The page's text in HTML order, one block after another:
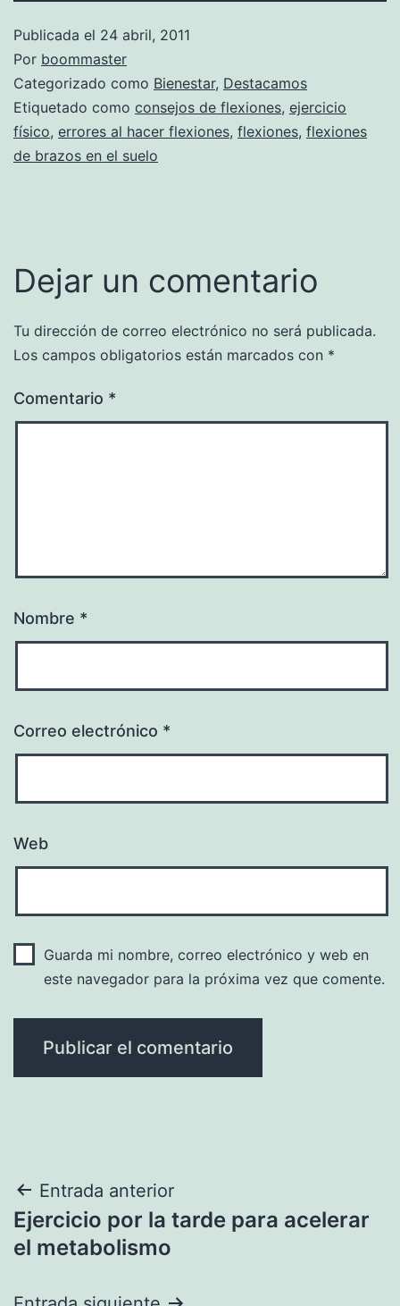
Publicada el 24 abril, 2011
Por boommaster
Categorizado como Bienestar, Destacamos
Etiquetado como consejos de flexiones, ejercicio
físico, errores al hacer flexiones, flexiones, flexiones
de brazos en el suelo
Dejar un comentario
Tu dirección de correo electrónico no será publicada.
Los campos obligatorios están marcados con *
Comentario *
Nombre *
Correo electrónico *
Web
Guarda mi nombre, correo electrónico y web en
este navegador para la próxima vez que comente.
Navegación
de
Entrada anterior
Ejercicio por la tarde para acelerar
el metabolismo